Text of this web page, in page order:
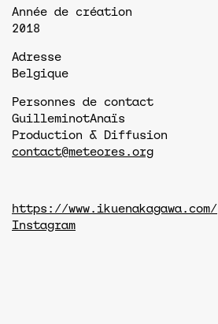
Année de création
2018
Adresse
Belgique
Personnes de contact
GuilleminotAnaïs
Production & Diffusion
contact@meteores.org
https://www.ikuenakagawa.com/
Instagram